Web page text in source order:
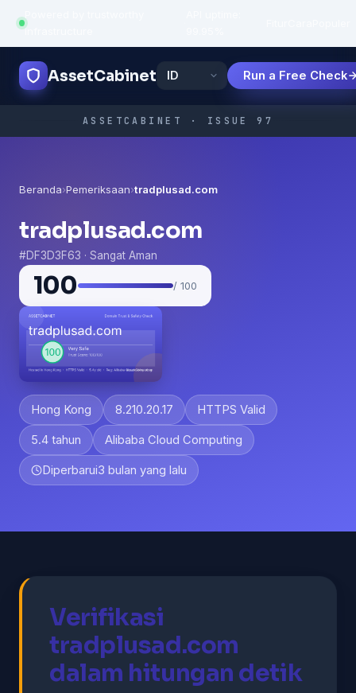
infrastructure
AssetCabinet Run a Free Check
ASSETCABINET · ISSUE 97
Beranda›Pemeriksaan›tradplusad.com
tradplusad.com
#DF3D3F63 · Sangat Aman
100 / 100
Hong Kong 8.210.20.17 HTTPS Valid
5.4 tahun Alibaba Cloud Computing
Diperbarui3 bulan yang lalu
Verifikasi
tradplusad.com
dalam hitungan detik